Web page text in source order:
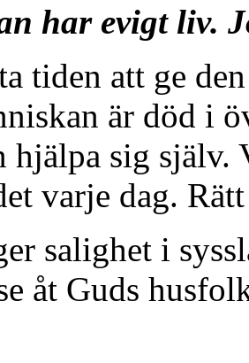
har evigt liv.
tiden att ge
är död i
hjälpa sig
varje dag.
salighet i
åt Guds